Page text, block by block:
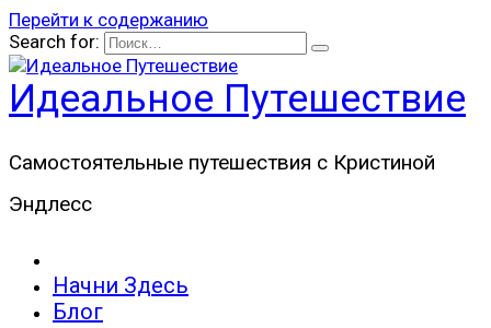
Перейти к содержанию
Search for:
Идеальное Путешествие
Самостоятельные путешествия с Кристиной
Эндлесс
Начни Здесь
Блог